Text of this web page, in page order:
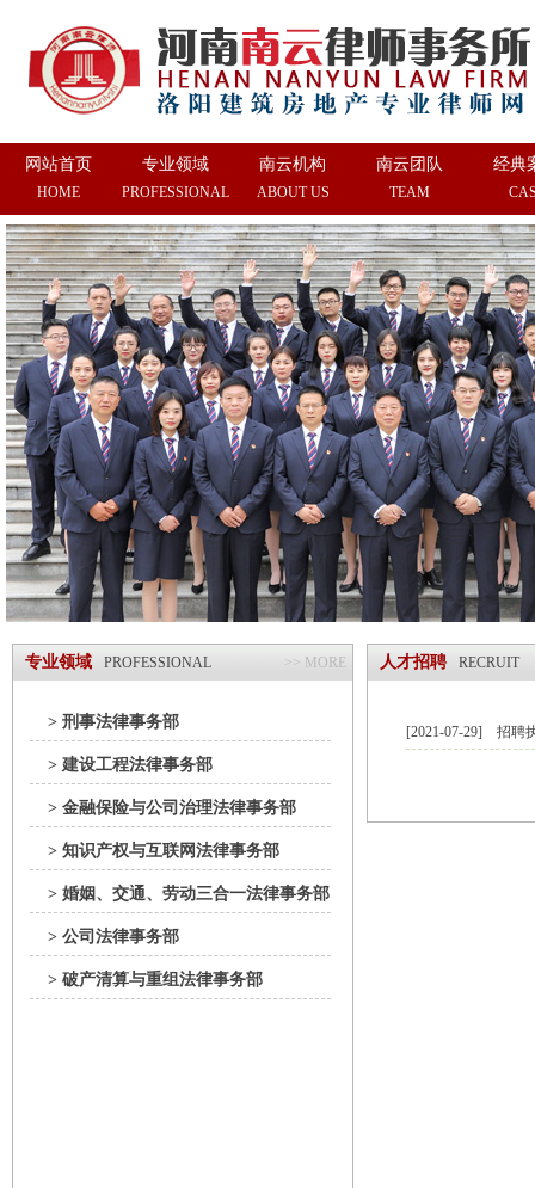
网站首页
HOME
专业领域
PROFESSIONAL
南云机构
ABOUT US
南云团队
TEAM
经典
专业领域 PROFESSIONAL >> MORE
> 刑事法律事务部
> 建设工程法律事务部
> 金融保险与公司治理法律事务部
> 知识产权与互联网法律事务部
> 婚姻、交通、劳动三合一法律事务部
> 公司法律事务部
> 破产清算与重组法律事务部
人才招聘 RECRUIT
[2021-07-29] 招聘